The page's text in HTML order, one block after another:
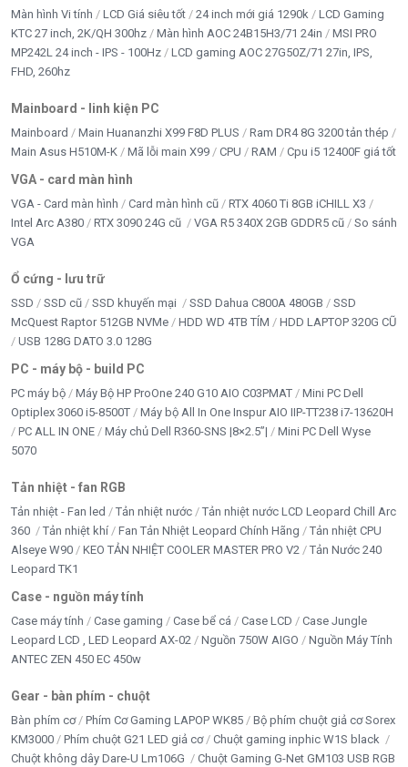
Màn hình Vi tính LCD Giá siêu tốt 24 inch mới giá 1290k
LCD Gaming
KTC 27 inch, 2K/QH 300hz
Màn hình AOC 24B15H3/71 24in
MSI PRO
MP242L 24 inch - IPS - 100Hz
LCD gaming AOC 27G50Z/71 27in, IPS,
FHD, 260hz
Mainboard - linh kiện PC
Mainboard Main Huananzhi X99 F8D PLUS
Ram DR4 8G 3200 tản thép
Main Asus H510M-K
Mã lỗi main X99 CPU RAM Cpu i5 12400F giá tốt
VGA - card màn hình
VGA - Card màn hình Card màn hình cũ
RTX 4060 Ti 8GB iCHILL X3
Intel Arc A380
RTX 3090 24G cũ VGA R5 340X 2GB GDDR5 cũ
So sánh
VGA
Ổ cứng - lưu trữ
SSD SSD cũ SSD khuyến mại SSD Dahua C800A 480GB
SSD
McQuest Raptor 512GB NVMe
HDD WD 4TB TÍM
HDD LAPTOP 320G CŨ
USB 128G DATO 3.0 128G
PC - máy bộ - build PC
PC máy bộ Máy Bộ HP ProOne 240 G10 AIO C03PMAT
Mini PC Dell
Optiplex 3060 i5-8500T
Máy bộ All In One Inspur AIO IIP-TT238 i7-13620H
PC ALL IN ONE
Máy chủ Dell R360-SNS |8×2.5”|
Mini PC Dell Wyse
5070
Tản nhiệt - fan RGB
Tản nhiệt - Fan led Tản nhiệt nước
Tản nhiệt nước LCD Leopard Chill Arc
360
Tản nhiệt khí Fan Tản Nhiệt Leopard Chính Hãng
Tản nhiệt CPU
Alseye W90
KEO TẢN NHIỆT COOLER MASTER PRO V2
Tản Nước 240
Leopard TK1
Case - nguồn máy tính
Case máy tính Case gaming Case bể cá Case LCD
Case Jungle
Leopard LCD , LED Leopard AX-02
Nguồn 750W AIGO
Nguồn Máy Tính
ANTEC ZEN 450 EC 450w
Gear - bàn phím - chuột
Bàn phím cơ Phím Cơ Gaming LAPOP WK85
Bộ phím chuột giả cơ Sorex
KM3000
Phím chuột G21 LED giả cơ
Chuột gaming inphic W1S black
Chuột không dây Dare-U Lm106G
Chuột Gaming G-Net GM103 USB RGB